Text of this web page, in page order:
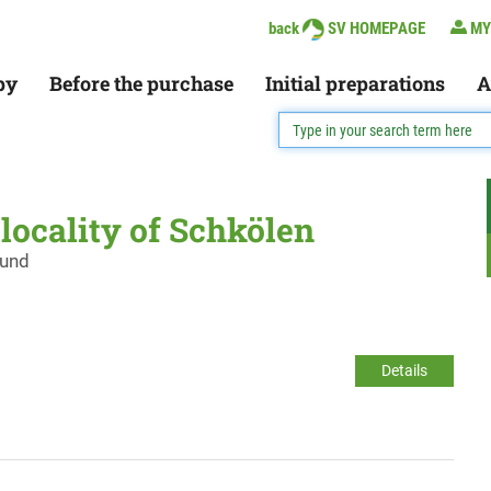
back SV HOMEPAGE
Before the purchase Initial preparations
of Schkölen
Details